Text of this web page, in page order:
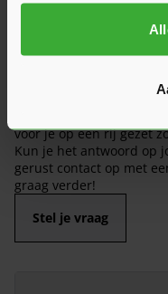
Veelgestelde vragen
Hier vind je antwoorden
voor je op een rij gezet
Kun je het antwoord op
gerust contact op met
graag verder!
Stel je vraag